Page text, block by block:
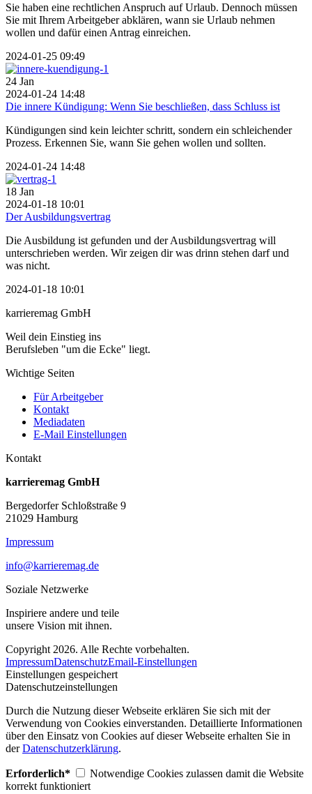
Sie haben eine rechtlichen Anspruch auf Urlaub. Dennoch müssen
Sie mit Ihrem Arbeitgeber abklären, wann sie Urlaub nehmen
wollen und dafür einen Antrag einreichen.
2024-01-25 09:49
24 Jan
2024-01-24 14:48
Die innere Kündigung: Wenn Sie beschließen, dass Schluss ist
Kündigungen sind kein leichter schritt, sondern ein schleichender
Prozess. Erkennen Sie, wann Sie gehen wollen und sollten.
2024-01-24 14:48
18 Jan
2024-01-18 10:01
Der Ausbildungsvertrag
Die Ausbildung ist gefunden und der Ausbildungsvertrag will
unterschrieben werden. Wir zeigen dir was drinn stehen darf und
was nicht.
2024-01-18 10:01
karrieremag GmbH
Weil dein Einstieg ins
Berufsleben "um die Ecke" liegt.
Wichtige Seiten
Für Arbeitgeber
Kontakt
Mediadaten
E-Mail Einstellungen
Kontakt
karrieremag GmbH
Bergedorfer Schloßstraße 9
21029 Hamburg
Impressum
info@karrieremag.de
Soziale Netzwerke
Inspiriere andere und teile
unsere Vision mit ihnen.
Copyright 2026. Alle Rechte vorbehalten.
ImpressumDatenschutzEmail-Einstellungen
Einstellungen gespeichert
Datenschutzeinstellungen
Durch die Nutzung dieser Webseite erklären Sie sich mit der
Verwendung von Cookies einverstanden. Detaillierte Informationen
über den Einsatz von Cookies auf dieser Webseite erhalten Sie in
derDatenschutzerklärung.
Erforderlich*
Notwendige Cookies zulassen damit die Website
korrekt funktioniert